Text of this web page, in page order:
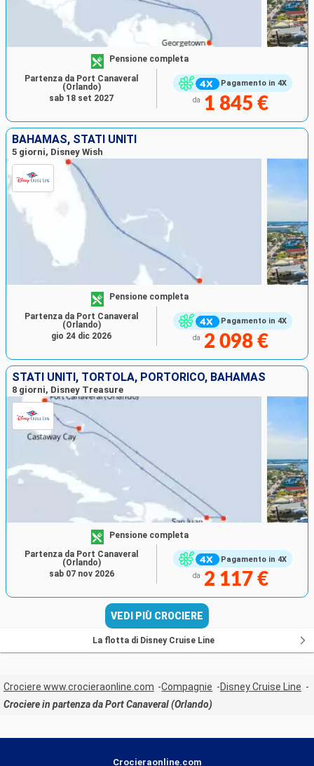
Pagamento in 4X
Pensione completa
da 1 845 €
Partenza da Port Canaveral
(Orlando)
sab 18 set 2027
BAHAMAS, STATI UNITI
5 giorni, Disney Wish
Pagamento in 4X
Pensione completa
da 2 098 €
Partenza da Port Canaveral
(Orlando)
gio 24 dic 2026
STATI UNITI, TORTOLA, PORTORICO, BAHAMAS
8 giorni, Disney Treasure
Pagamento in 4X
Pensione completa
da 2 117 €
Partenza da Port Canaveral
(Orlando)
sab 07 nov 2026
VEDI PIÙ CROCIERE
La flotta di Disney Cruise Line
Crociere www.crocieraonline.com Compagnie
Disney Cruise Line
Crociere in partenza da Port Canaveral (Orlando)
Crocieraonline.com